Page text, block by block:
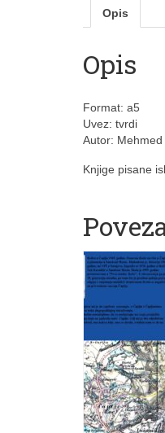
Opis
Opis
Format: a5
Uvez: tvrdi
Autor: Mehmed
Knjige pisane